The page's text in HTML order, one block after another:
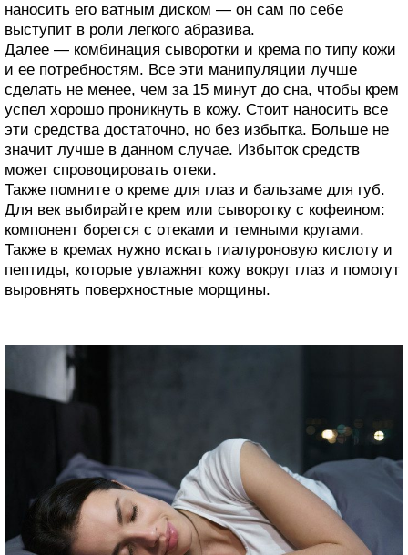
наносить его ватным диском — он сам по себе
выступит в роли легкого абразива.
Далее — комбинация сыворотки и крема по типу кожи
и ее потребностям. Все эти манипуляции лучше
сделать не менее, чем за 15 минут до сна, чтобы крем
успел хорошо проникнуть в кожу. Стоит наносить все
эти средства достаточно, но без избытка. Больше не
значит лучше в данном случае. Избыток средств
может спровоцировать отеки.
Также помните о креме для глаз и бальзаме для губ.
Для век выбирайте крем или сыворотку с кофеином:
компонент борется с отеками и темными кругами.
Также в кремах нужно искать гиалуроновую кислоту и
пептиды, которые увлажнят кожу вокруг глаз и помогут
выровнять поверхностные морщины.